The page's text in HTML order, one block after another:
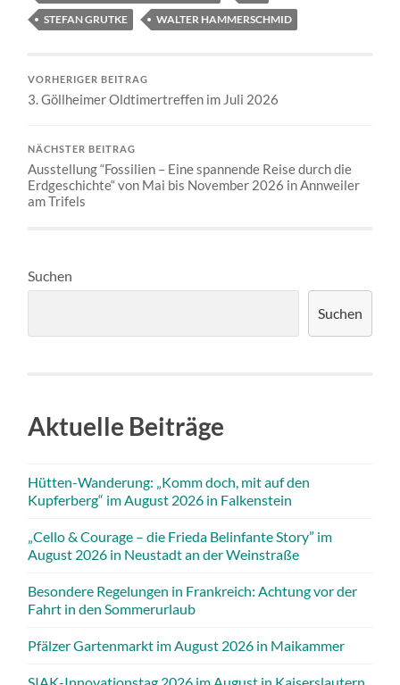
STEFAN GRUTKE WALTER HAMMERSCHMID
VORHERIGER BEITRAG
3. Göllheimer Oldtimertreffen im Juli 2026
NÄCHSTER BEITRAG
Ausstellung “Fossilien – Eine spannende Reise durch die
Erdgeschichte“ von Mai bis November 2026 in Annweiler
am Trifels
Suchen
Suchen
Aktuelle Beiträge
Hütten-Wanderung: „Komm doch, mit auf den
Kupferberg“ im August 2026 in Falkenstein
„Cello & Courage – die Frieda Belinfante Story” im
August 2026 in Neustadt an der Weinstraße
Besondere Regelungen in Frankreich: Achtung vor der
Fahrt in den Sommerurlaub
Pfälzer Gartenmarkt im August 2026 in Maikammer